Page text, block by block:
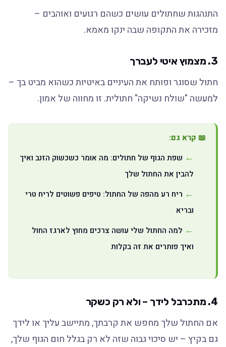
התנהגות שחתולים עושים כשהם רגועים ואוהבים –
מזכירה את התקופה שבה ינקו מאמא.
3. מצמוץ איטי לעברך
חתול שסוגר ופותח את העיניים באיטיות כשהוא מביט בך –
למעשה "שולח נשיקה" חתולית. זו מחווה של אמון.
📖 קרא גם:
שפת הגוף של חתולים: מה אומר כשכשוק הזנב ואיך
להבין את החתול שלך
ריח רע מהפה של החתול: טיפים פשוטים לריח טרי
ובריא
למה החתול שלי עושה צרכים מחוץ לארגז החול
ואיך פותרים את זה בקלות
4. מתכרבל לידך – ולא רק כשקר
אם החתול שלך מחפש את קרבתך, מתיישב עליך או לידך
גם בקיץ – יש סיכוי גבוה שזה לא רק בגלל חום הגוף שלך,